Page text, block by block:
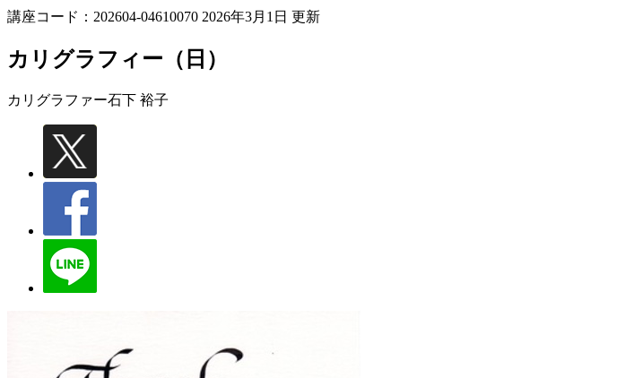
講座コード：202604-04610070 2026年3月1日 更新
カリグラフィー（日）
カリグラファー石下 裕子